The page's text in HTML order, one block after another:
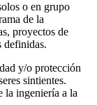
o en grupo
de la
proyectos de
definidas.
y/o protección
sintientes.
la ingeniería a la